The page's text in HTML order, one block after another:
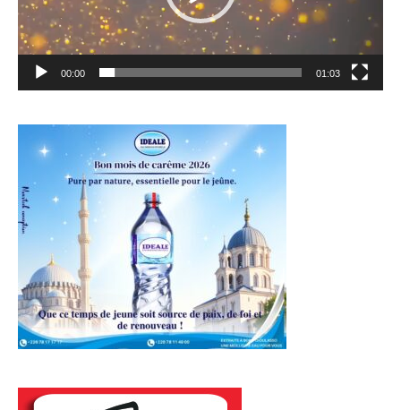
00:00 01:03